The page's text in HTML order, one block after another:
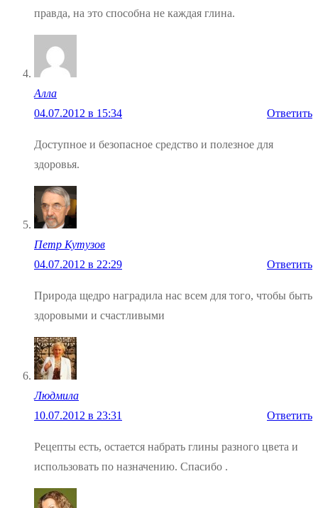
правда, на это способна не каждая глина.
Алла
04.07.2012 в 15:34
Ответить
Доступное и безопасное средство и полезное для
здоровья.
Петр Кутузов
04.07.2012 в 22:29
Ответить
Природа щедро наградила нас всем для того, чтобы быть
здоровыми и счастливыми
Людмила
10.07.2012 в 23:31
Ответить
Рецепты есть, остается набрать глины разного цвета и
использовать по назначению. Спасибо .